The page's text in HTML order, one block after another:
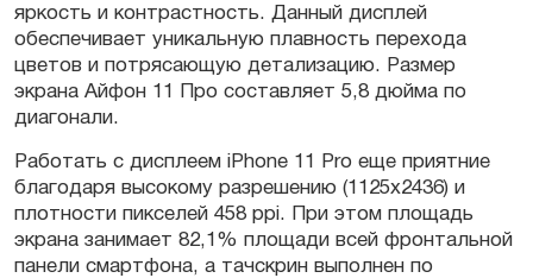
яркость и контрастность. Данный дисплей
обеспечивает уникальную плавность перехода
цветов и потрясающую детализацию. Размер
экрана Айфон 11 Про составляет 5,8 дюйма по
диагонали.
Работать с дисплеем iPhone 11 Pro еще приятние
благодаря высокому разрешению (1125х2436) и
плотности пикселей 458 ppi. При этом площадь
экрана занимает 82,1% площади всей фронтальной
панели смартфона, а тачскрин выполнен по